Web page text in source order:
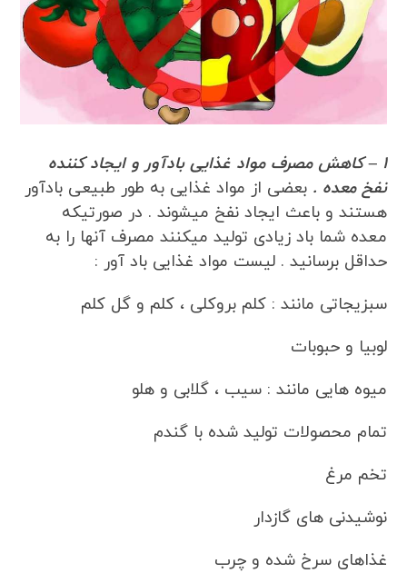
1 – کاهش مصرف مواد غذایی بادآور و ایجاد کننده
نفخ معده . بعضی از مواد غذایی به طور طبیعی بادآور
هستند و باعث ایجاد نفخ میشوند . در صورتیکه
معده شما باد زیادی تولید میکنند مصرف آنها را به
حداقل برسانید . لیست مواد غذایی باد آور :
سبزیجاتی مانند : کلم بروکلی ، کلم و گل کلم
لوبیا و حبوبات
میوه هایی مانند : سیب ، گلابی و هلو
تمام محصولات تولید شده با گندم
تخم مرغ
نوشیدنی های گازدار
غذاهای سرخ شده و چرب